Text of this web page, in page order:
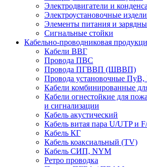
Электродвигатели и
Электроустановочные
Элементы питания и
Сигнальные стойки
Кабельно-проводниковая
Кабели ВВГ
Провода ПВС
Провода ПГВВП (ШВВП)
Провода установочные
Кабели комбинированные
Кабели огнестойкие для
и сигнализации
Кабель акустический
Кабель витая пара U/UTP и
Кабель КГ
Кабель коаксиальный (TV)
Кабель СИП, NYM
Ретро проводка